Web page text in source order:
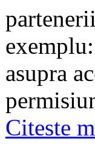
asupra
Citeste